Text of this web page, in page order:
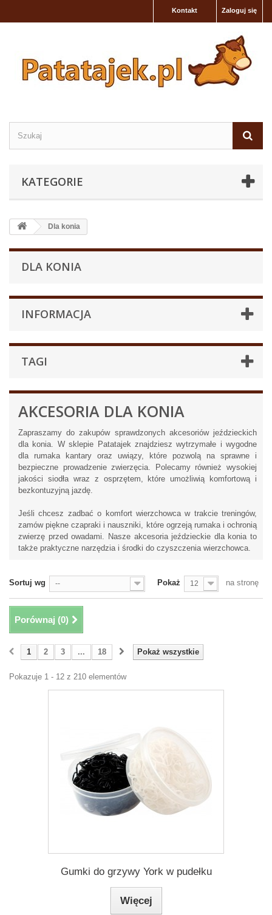
Zaloguj się
Kontakt
KATEGORIE
Dla konia
DLA KONIA
INFORMACJA
TAGI
AKCESORIA DLA KONIA
Zapraszamy do zakupów sprawdzonych akcesoriów jeździeckich
dla konia. W sklepie Patatajek znajdziesz wytrzymałe i wygodne
dla rumaka kantary oraz uwiązy, które pozwolą na sprawne i
bezpieczne prowadzenie zwierzęcia. Polecamy również wysokiej
jakości siodła wraz z osprzętem, które umożliwią komfortową i
bezkontuzyjną jazdę.
Jeśli chcesz zadbać o komfort wierzchowca w trakcie treningów,
zamów piękne czapraki i nauszniki, które ogrzeją rumaka i ochronią
zwierzę przed owadami. Nasze akcesoria jeździeckie dla konia to
także praktyczne narzędzia i środki do czyszczenia wierzchowca.
Sortuj wg -- Pokaż 12 na stronę
Porównaj (0)
Pokaż wszystkie
1 2 3 ... 18
Pokazuje 1 - 12 z 210 elementów
Gumki do grzywy York w pudełku
Więcej